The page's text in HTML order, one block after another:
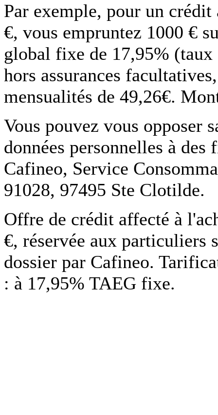
Par exemple, pour un
€, vous empruntez 1000 €
global fixe de 17,95%
hors assurances
mensualités de 49,26€.
Vous pouvez vous opposer
données personnelles à
Cafineo, Service
91028, 97495 Ste Clotilde.
Offre de crédit affecté à
€, réservée aux particuliers
dossier par Cafineo.
: à 17,95% TAEG fixe.